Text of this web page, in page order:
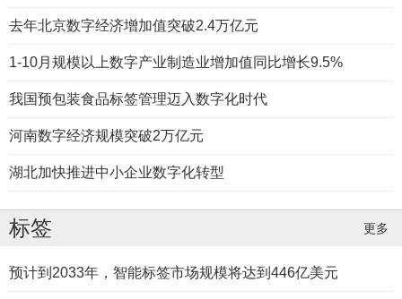
446亿美元
去年北京数字经济增加值突破2.4万亿元
1-10月规模以上数字产业制造业增加值同比增长9.5%
我国预包装食品标签管理迈入数字化时代
河南数字经济规模突破2万亿元
湖北加快推进中小企业数字化转型
标签 更多
预计到2033年，智能标签市场规模将达到446亿美元